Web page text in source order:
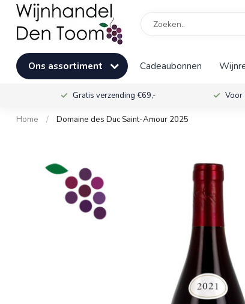
Ons assortiment Cadeaubonnen
Gratis verzending €69,- Voor
Home / Domaine des Duc Saint-Amour 2025